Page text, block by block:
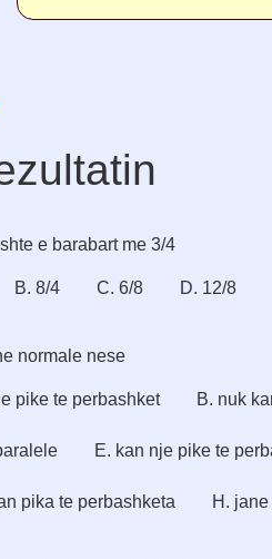
e barabart me 3/4
B. 8/4 C. 6/8 D. 12/8
normale nese
pike te perbashket B. nuk
E. kan nje pike te
pika te perbashketa H.